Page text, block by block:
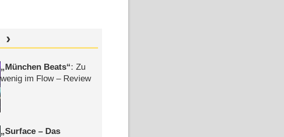
München Beats : Zu
wenig im Flow – Review
Surface – Das